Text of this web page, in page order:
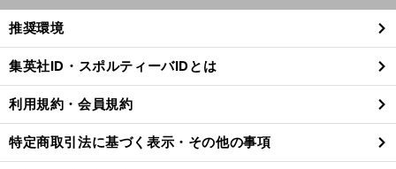
閉
る
推奨環境
集英社ID・スポルティーバIDとは
利用規約・会員規約
特定商取引法に基づく表示・その他の事項